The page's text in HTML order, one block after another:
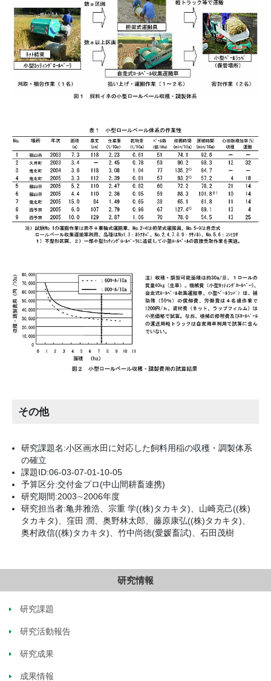
その他
研究課題名:小区画水田に対応した飼料用稲の収穫・調製体系
の確立
課題ID:06-03-07-01-10-05
予算区分:交付金プロ(中山間耕畜連携)
研究期間:2003∼2006年度
研究担当者:亀井雅浩、宗重 学((株)タカキタ)、山崎克己((株)
タカキタ)、窪田 潤、奥野林太郎、藤原康弘((株)タカキタ)、
奥村政信((株)タカキタ)、竹中尚徳(愛媛畜試)、石田茂樹
研究情報
研究課題
研究活動報告
研究成果
成果情報